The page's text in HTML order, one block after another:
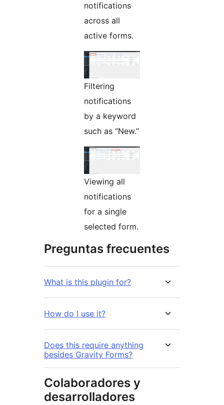
notifications
across all
active forms.
Filtering
notifications
by a keyword
such as “New.”
Viewing all
notifications
for a single
selected form.
Preguntas frecuentes
What is this plugin for?
How do I use it?
Does this require anything
besides Gravity Forms?
Colaboradores y
desarrolladores